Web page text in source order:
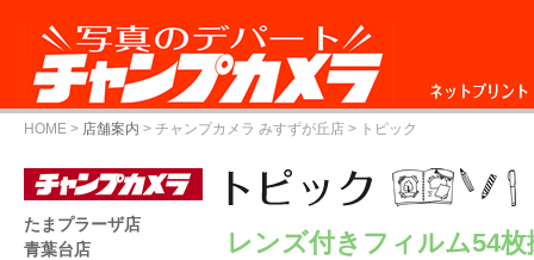
ネットプリント
HOME > 店舗案内 > チャンプカメラ みすずが丘店 > トピック
レンズ付きフィルム54枚
たまプラーザ店
青葉台店